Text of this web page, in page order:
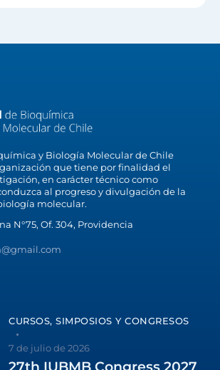
y Biología Molecular de Chile
que tiene por finalidad el
en carácter técnico como
al progreso y divulgación de la
molecular.
N°75, Of. 304, Providencia
CURSOS, SIMPOSIOS Y CONGRESOS
7 de julio de 2026